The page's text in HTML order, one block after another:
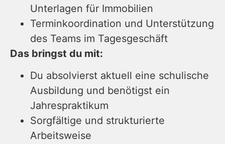
Unterlagen für Immobilien
Terminkoordination und Unterstützung
des Teams im Tagesgeschäft
Das bringst du mit:
Du absolvierst aktuell eine schulische
Ausbildung und benötigst ein
Jahrespraktikum
Sorgfältige und strukturierte
Arbeitsweise